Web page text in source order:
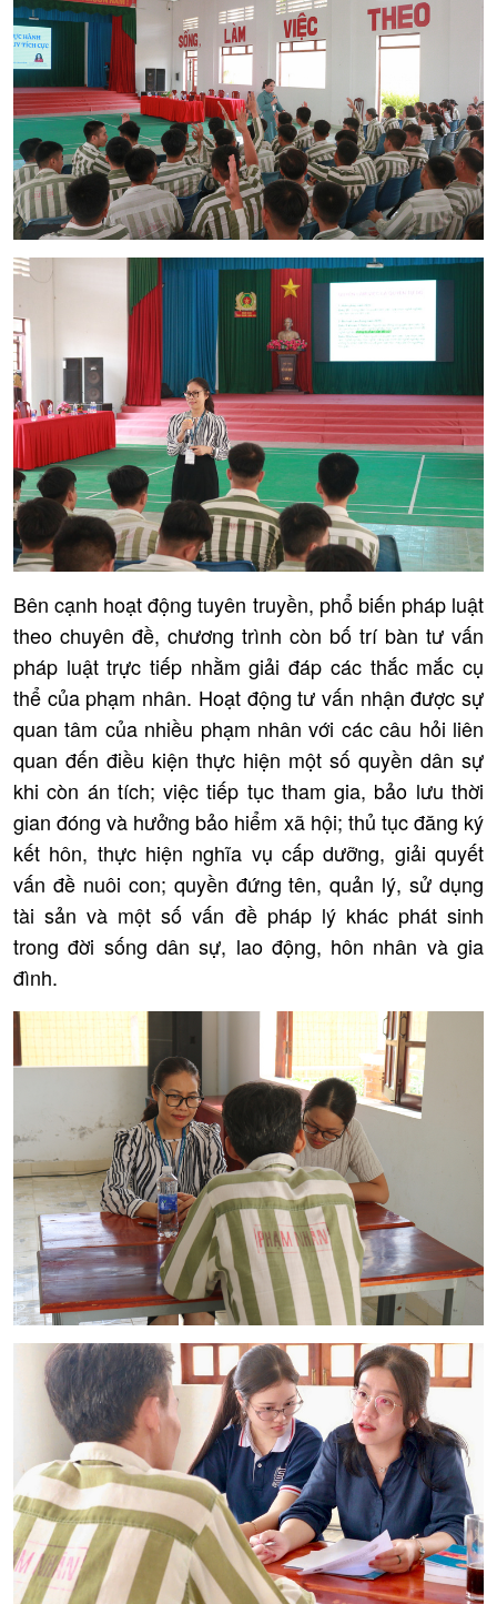
Bên cạnh hoạt động tuyên truyền, phổ biến pháp luật
theo chuyên đề, chương trình còn bố trí bàn tư vấn
pháp luật trực tiếp nhằm giải đáp các thắc mắc cụ
thể của phạm nhân. Hoạt động tư vấn nhận được sự
quan tâm của nhiều phạm nhân với các câu hỏi liên
quan đến điều kiện thực hiện một số quyền dân sự
khi còn án tích; việc tiếp tục tham gia, bảo lưu thời
gian đóng và hưởng bảo hiểm xã hội; thủ tục đăng ký
kết hôn, thực hiện nghĩa vụ cấp dưỡng, giải quyết
vấn đề nuôi con; quyền đứng tên, quản lý, sử dụng
tài sản và một số vấn đề pháp lý khác phát sinh
trong đời sống dân sự, lao động, hôn nhân và gia
đình.